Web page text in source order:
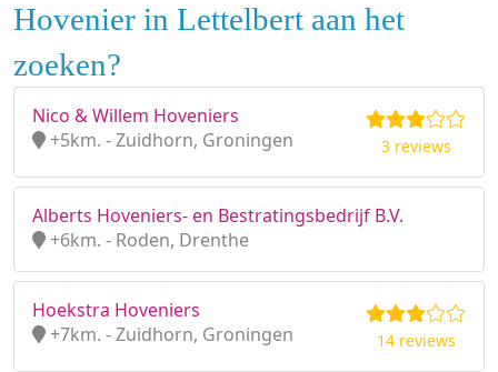
Hovenier in Lettelbert aan het
zoeken?
Nico & Willem Hoveniers
+5km. - Zuidhorn, Groningen
3 reviews
Alberts Hoveniers- en Bestratingsbedrijf B.V.
+6km. - Roden, Drenthe
Hoekstra Hoveniers
+7km. - Zuidhorn, Groningen
14 reviews